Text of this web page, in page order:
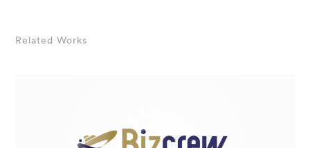
Related Works